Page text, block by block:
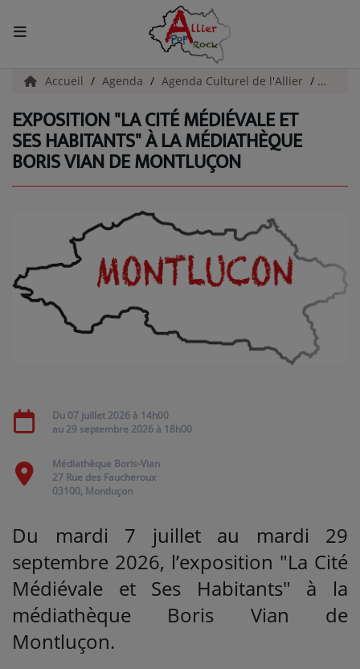
ACCUEIL
Actualités
INFOS - ALLIER
INFOS POP ROCK
La Radio
EMISSIONS
PODCASTS
Agenda
Titres diffusés
Se connecter
Accueil Agenda Agenda Culturel de l'Allier
EXPOSITION "LA CITÉ MÉDIÉVALE ET
SES HABITANTS" À LA MÉDIATHÈQUE
BORIS VIAN DE MONTLUÇON
Du 07 juillet 2026 à 14h00
au 29 septembre 2026 à 18h00
Médiathèque Boris-Vian
27 Rue des Faucheroux
03100, Montluçon
Du mardi 7 juillet au mardi 29
septembre 2026, l’exposition "La Cité
Médiévale et Ses Habitants" à la
médiathèque Boris Vian de
Montluçon.